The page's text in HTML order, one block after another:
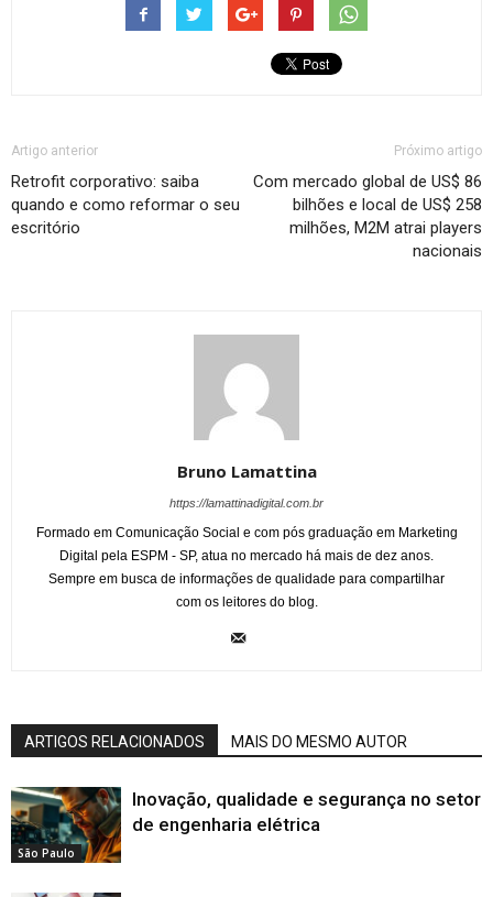
Artigo anterior
Retrofit corporativo: saiba
quando e como reformar o seu
escritório
Próximo artigo
Com mercado global de US$ 86
bilhões e local de US$ 258
milhões, M2M atrai players
nacionais
Bruno Lamattina
https://lamattinadigital.com.br
Formado em Comunicação Social e com pós graduação em Marketing
Digital pela ESPM - SP, atua no mercado há mais de dez anos.
Sempre em busca de informações de qualidade para compartilhar
com os leitores do blog.
ARTIGOS RELACIONADOS MAIS DO MESMO AUTOR
São Paulo
Inovação, qualidade e segurança no setor
de engenharia elétrica